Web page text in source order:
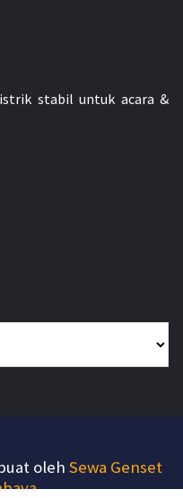
stabil untuk acara &
oleh Sewa Genset
.